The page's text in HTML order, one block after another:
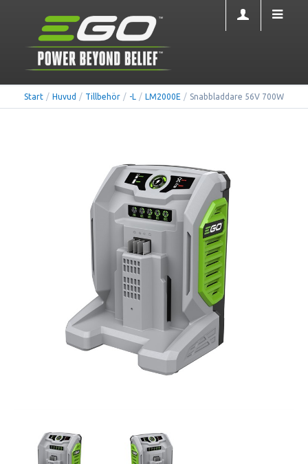
Start / Huvud / Tillbehör / -L / LM2000E / Snabbladdare 56V 700W